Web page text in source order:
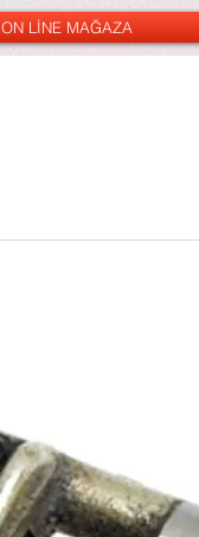
ON LİNE MAĞAZA